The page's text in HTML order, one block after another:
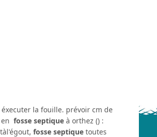
la fouille. prévoir cm de
fosse septique à orthez () :
fosse septique toutes